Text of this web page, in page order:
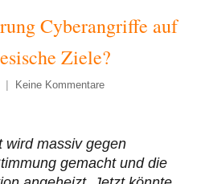
Cyberangriffe auf
Ziele?
Keine Kommentare
wird massiv gegen
gemacht und die